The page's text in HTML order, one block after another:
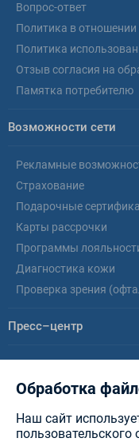
Вопрос-ответ
Политика в
Политика
Отзыв согласия на
Памятка потребителю
Возможности сети
Рекламные
Страхование
Подарочные
Карты рассрочки
Программы
Диагностика кожи
Проверка зрения
Пресс–центр
Новости
Статьи
ИООО
Обработка
Наш сайт
пользовательского